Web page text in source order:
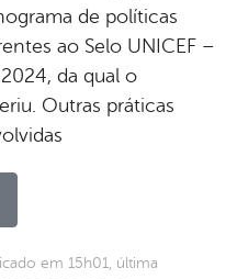
de políticas
ao Selo UNICEF –
da qual o
Outras práticas
em 15h01, última